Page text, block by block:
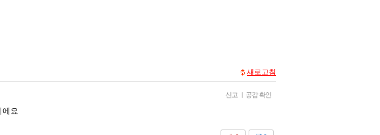
새로고침
신고 | 공감 확인
에요